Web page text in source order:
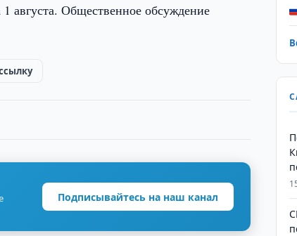
августа. Общественное обсуждение
Подписывайтесь на наш канал